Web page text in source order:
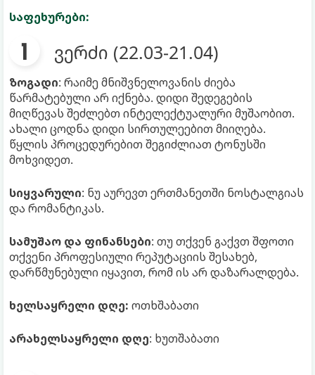
საფეხურები:
ვერძი (22.03-21.04)
ზოგადი: რაიმე მნიშვნელოვანის ძიება
წარმატებული არ იქნება. დიდი შედეგების
მიღწევას შეძლებთ ინტელექტუალური მუშაობით.
ახალი ცოდნა დიდი სირთულეებით მიიღება.
წყლის პროცედურებით შეგიძლიათ ტონუსში
მოხვიდეთ.
სიყვარული: ნუ აურევთ ერთმანეთში ნოსტალგიას
და რომანტიკას.
სამუშაო და ფინანსები: თუ თქვენ გაქვთ შფოთი
თქვენი პროფესიული რეპუტაციის შესახებ,
დარწმუნებული იყავით, რომ ის არ დაზარალდება.
ხელსაყრელი დღე: ოთხშაბათი
არახელსაყრელი დღე: ხუთშაბათი